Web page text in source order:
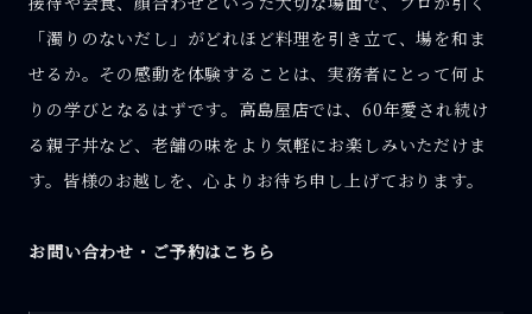
「濁りのないだし」がどれほど料理を引き立て、場を和ま
せるか。その感動を体験することは、実務者にとって何よ
りの学びとなるはずです。高島屋店では、60年愛され続け
る親子丼など、老舗の味をより気軽にお楽しみいただけま
す。皆様のお越しを、心よりお待ち申し上げております。
お問い合わせ・ご予約はこちら